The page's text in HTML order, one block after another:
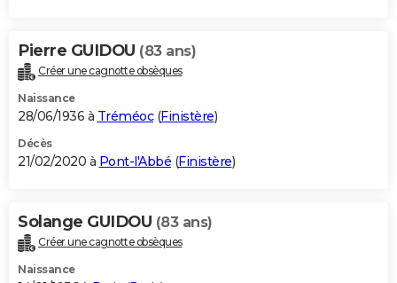
Pierre GUIDOU (83 ans)
Créer une cagnotte obsèques
Naissance
28/06/1936 à Tréméoc(Finistère)
Décès
21/02/2020 à Pont-l'Abbé (Finistère)
Solange GUIDOU (83 ans)
Créer une cagnotte obsèques
Naissance